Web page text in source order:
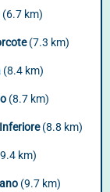
(6.7 km)
(7.3 km)
(8.4 km)
(8.7 km)
(8.8 km)
km)
(9.7 km)